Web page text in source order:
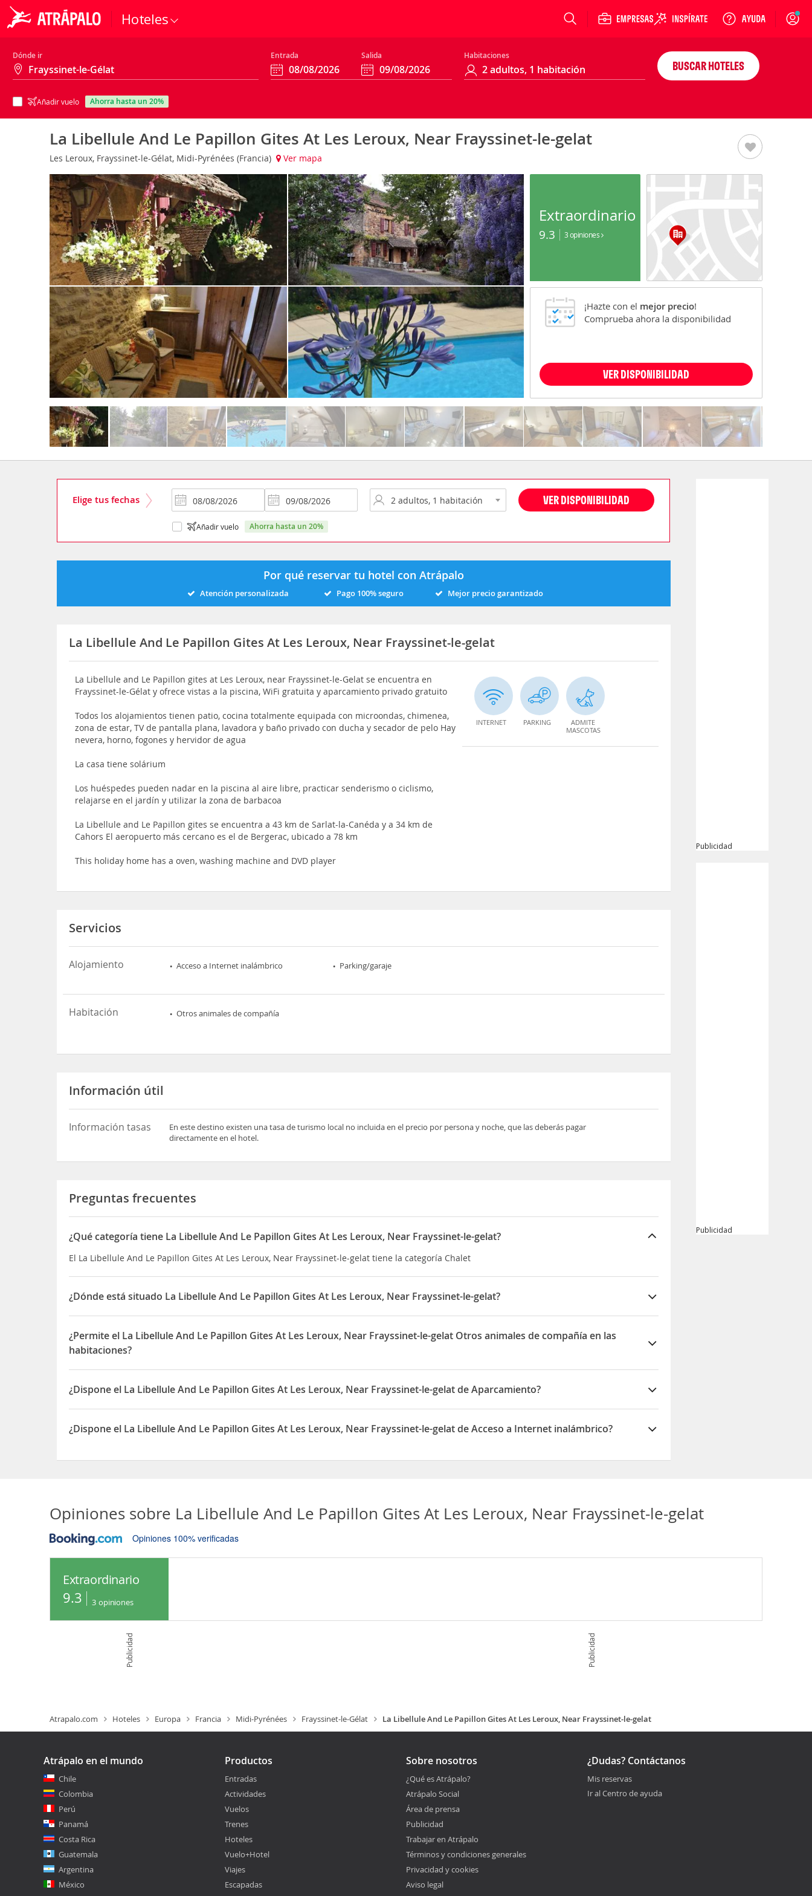
Hoteles Login
Dónde ir Entrada Salida Habitaciones
Añadir vuelo ahorra hasta un 20%
BUSCAR HOTELES
La Libellule And Le Papillon Gites At Les Leroux, Near Frayssinet-le-gelat
Les Leroux, Frayssinet-le-Gélat, Midi-Pyrénées (Francia) Ver mapa
Extraordinario
9.3 3 opiniones
¡Hazte con el mejor precio!
Comprueba ahora la disponibilidad
VER DISPONIBILIDAD
Elige tus fechas VER DISPONIBILIDAD
Añadir vuelo ahorra hasta un 20%
Por qué reservar tu hotel con Atrápalo
Atención personalizada Pago 100% seguro Mejor precio garantizado
La Libellule And Le Papillon Gites At Les Leroux, Near Frayssinet-le-gelat
La Libellule and Le Papillon gites at Les Leroux, near Frayssinet-le-Gelat se encuentra en
Frayssinet-le-Gélat y ofrece vistas a la piscina, WiFi gratuita y aparcamiento privado gratuito
Todos los alojamientos tienen patio, cocina totalmente equipada con microondas, chimenea,
zona de estar, TV de pantalla plana, lavadora y baño privado con ducha y secador de pelo Hay
nevera, horno, fogones y hervidor de agua
La casa tiene solárium
Los huéspedes pueden nadar en la piscina al aire libre, practicar senderismo o ciclismo,
relajarse en el jardín y utilizar la zona de barbacoa
La Libellule and Le Papillon gites se encuentra a 43 km de Sarlat-la-Canéda y a 34 km de
Cahors El aeropuerto más cercano es el de Bergerac, ubicado a 78 km
This holiday home has a oven, washing machine and DVD player
INTERNET PARKING
ADMITE
MASCOTAS
Servicios
Alojamiento Acceso a Internet inalámbrico Parking/garaje
Habitación Otros animales de compañía
Información útil
Información tasas
En este destino existen una tasa de turismo local no incluida en el precio por persona y noche, que las deberás pagar
directamente en el hotel.
Preguntas frecuentes
¿Qué categoría tiene La Libellule And Le Papillon Gites At Les Leroux, Near Frayssinet-le-gelat?
El La Libellule And Le Papillon Gites At Les Leroux, Near Frayssinet-le-gelat tiene la categoría Chalet
¿Dónde está situado La Libellule And Le Papillon Gites At Les Leroux, Near Frayssinet-le-gelat?
El La Libellule And Le Papillon Gites At Les Leroux, Near Frayssinet-le-gelat está situado en Les Leroux
¿Permite el La Libellule And Le Papillon Gites At Les Leroux, Near Frayssinet-le-gelat Otros animales de compañía en las
habitaciones?
Sí, el La Libellule And Le Papillon Gites At Les Leroux, Near Frayssinet-le-gelat permite Otros animales de compañía en las habitaciones
¿Dispone el La Libellule And Le Papillon Gites At Les Leroux, Near Frayssinet-le-gelat de Aparcamiento?
Sí, el La Libellule And Le Papillon Gites At Les Leroux, Near Frayssinet-le-gelat dispone de Aparcamiento
¿Dispone el La Libellule And Le Papillon Gites At Les Leroux, Near Frayssinet-le-gelat de Acceso a Internet inalámbrico?
Publicidad
Publicidad
Opiniones sobre La Libellule And Le Papillon Gites At Les Leroux, Near Frayssinet-le-gelat
Opiniones 100% verificadas
Extraordinario
9.3 3 opiniones
Publicidad Publicidad
Atrapalo.com Hoteles Europa Francia Midi-Pyrénées Frayssinet-le-Gélat La Libellule And Le Papillon Gites At Les Leroux, Near Frayssinet-le-gelat
Atrápalo en el mundo
Chile
Colombia
Perú
Panamá
Costa Rica
Guatemala
Argentina
México
Productos
Entradas
Actividades
Vuelos
Trenes
Hoteles
Vuelo+Hotel
Viajes
Escapadas
Sobre nosotros
¿Qué es Atrápalo?
Atrápalo Social
Área de prensa
Publicidad
Trabajar en Atrápalo
Términos y condiciones generales
Privacidad y cookies
Aviso legal
¿Dudas? Contáctanos
Mis reservas
Ir al Centro de ayuda